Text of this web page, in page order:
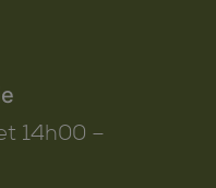
14h00 –